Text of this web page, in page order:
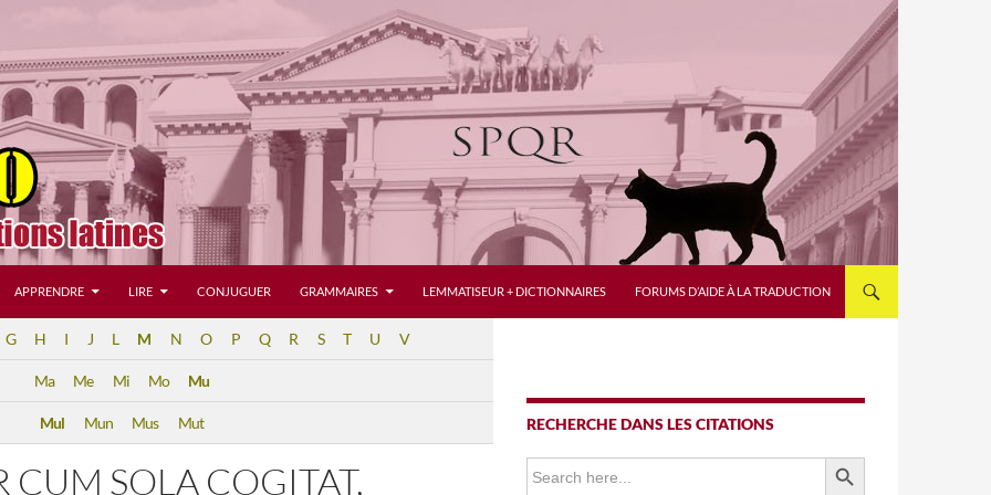
APPRENDRE LIRE CONJUGUER GRAMMAIRES LEMMATISEUR + DICTIONNAIRES FORUMS D’AIDE À LA TRADUCTION
G H I J L M N O P Q R S T U V
Ma Me Mi Mo Mu
Mul Mun Mus Mut
CUM SOLA COGITAT,
RECHERCHE DANS LES CITATIONS
Search
for:
SEARCH BUTTON